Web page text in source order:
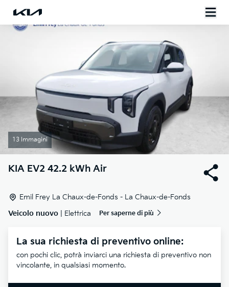
13 Immagini
KIA EV2 42.2 kWh Air
Emil Frey La Chaux-de-Fonds - La Chaux-de-Fonds
Veicolo nuovo | Elettrica Per saperne di più
La sua richiesta di preventivo online:
con pochi clic, potrà inviarci una richiesta di preventivo non
vincolante, in qualsiasi momento.